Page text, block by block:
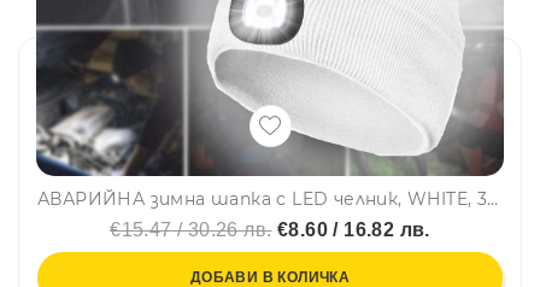
АВАРИЙНА зимна шапка с LED челник, WHITE, 3 режима на работа, BF22
€15.47 / 30.26 лв.€8.60 / 16.82 лв.
ДОБАВИ В КОЛИЧКА